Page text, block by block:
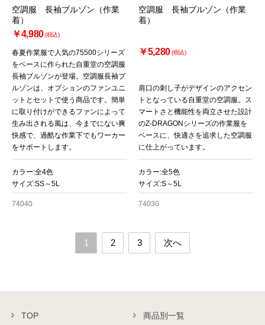
空調服 長袖ブルゾン（作業
着）
￥4,980(税込)
春夏作業服で人気の75500シリーズ
をベースに作られた自重堂の空調服
長袖ブルゾンが登場。空調服長袖ブ
ルゾンは、オプションのファンユニ
ットとセットで使う商品です。簡単
に取り付けができるファンによって
生み出される風は、今までにない爽
快感で、過酷な作業下でもワーカー
をサポートします。
カラー:全4色
サイズ:SS～5L
74040
空調服 長袖ブルゾン（作業
着）
￥5,280(税込)
肩口の刺し子がデザインのアクセン
トとなっている自重堂の空調服。ス
マートさと機能性を両立させた設計
のZ-DRAGONシリーズの作業服を
ベースに、快適さを追求した空調服
に仕上がっています。
カラー:全5色
サイズ:S～5L
74030
1 2 3 次へ
TOP
商品別一覧